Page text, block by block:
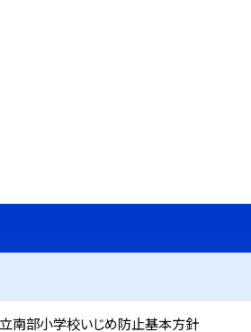
南部小学校いじめ防止基本方針